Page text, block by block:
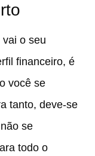
o seu
financeiro, é
você se
tanto, deve-se
se
todo o